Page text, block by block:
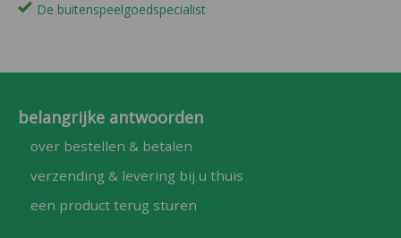
De buitenspeelgoedspecialist
belangrijke antwoorden
over bestellen & betalen
verzending & levering bij u thuis
een product terug sturen